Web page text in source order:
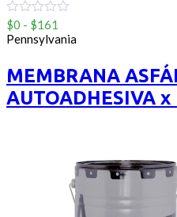
0
out
of
$0 - $161
de
desde
$0
hasta
$161
Pennsylvania
MEMBRANA
AUTOADHESIVA